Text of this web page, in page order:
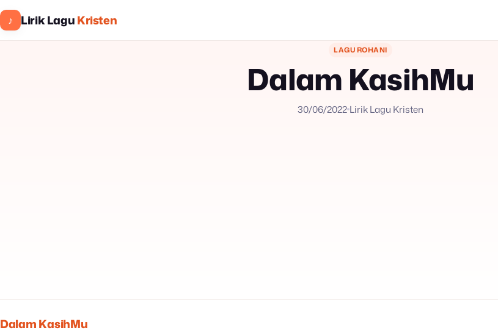
♪ Lirik LaguKristen
LAGU ROHANI
Dalam KasihMu
30/06/2022 Lirik Lagu Kristen
Dalam KasihMu